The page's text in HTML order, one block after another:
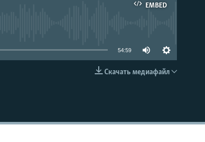
EMBED
EMBED
54:59
Скачать медиафайл